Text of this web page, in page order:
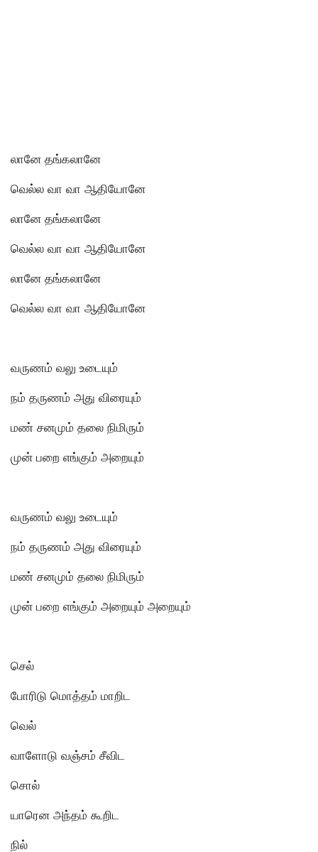
லானே தங்கலானே
வெல்ல வா வா ஆதியோனே
லானே தங்கலானே
வெல்ல வா வா ஆதியோனே
லானே தங்கலானே
வெல்ல வா வா ஆதியோனே
வருணம் வலு உடையும்
நம் தருணம் அது விரையும்
மண் சனமும் தலை நிமிரும்
முன் பறை எங்கும் அறையும்
வருணம் வலு உடையும்
நம் தருணம் அது விரையும்
மண் சனமும் தலை நிமிரும்
முன் பறை எங்கும் அறையும் அறையும்
செல்
போரிடு மொத்தம் மாறிட
வெல்
வாளோடு வஞ்சம் சீவிட
சொல்
யாரென அந்தம் கூறிட
நில்